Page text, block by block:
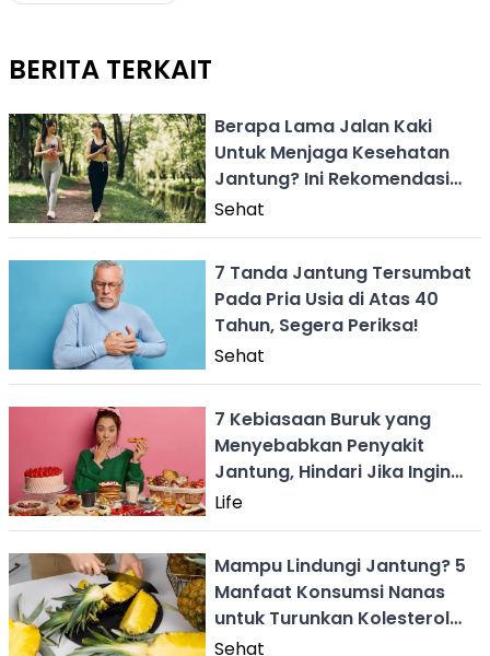
BERITA TERKAIT
Berapa Lama Jalan Kaki
Untuk Menjaga Kesehatan
Jantung? Ini Rekomendasi
Dari Ahli
Sehat
7 Tanda Jantung Tersumbat
Pada Pria Usia di Atas 40
Tahun, Segera Periksa!
Sehat
7 Kebiasaan Buruk yang
Menyebabkan Penyakit
Jantung, Hindari Jika Ingin
Selamat!
Life
Mampu Lindungi Jantung? 5
Manfaat Konsumsi Nanas
untuk Turunkan Kolesterol
Tinggi
Sehat